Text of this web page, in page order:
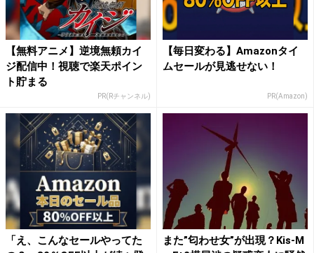
【無料アニメ】逆境無頼カイ
ジ配信中！視聴で楽天ポイン
ト貯まる
PR(Rチャンネル)
【毎日変わる】Amazonタイ
ムセールが見逃せない！
PR(Amazon)
「え、こんなセールやってた
また”匂わせ女”が出現？Kis-M